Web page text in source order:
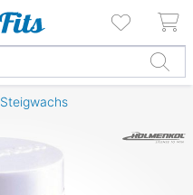
Steigwachs